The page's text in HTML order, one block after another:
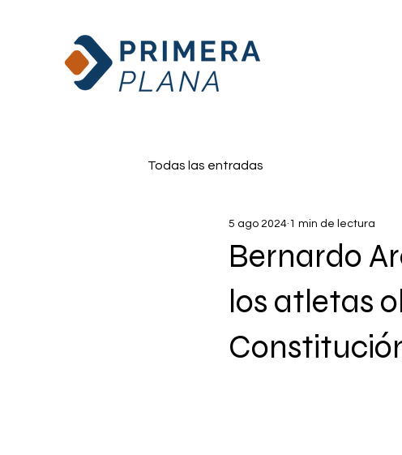
Todas las entradas
Bernardo
los atletas
5 ago 2024 1 min de lectura